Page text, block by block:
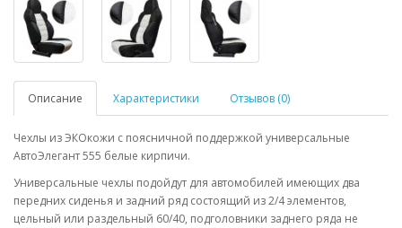
Описание Характеристики Отзывов (0)
Чехлы из ЭКОкожи с поясничной поддержкой универсальные
АвтоЭлегант 555 белые кирпичи.
Универсальные чехлы подойдут для автомобилей имеющих два
передних сиденья и задний ряд состоящий из 2/4 элементов,
цельный или раздельный 60/40, подголовники заднего ряда не